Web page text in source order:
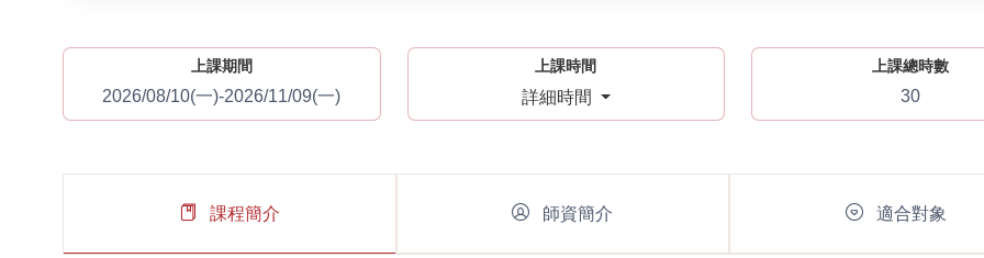
上課期間
2026/08/10(一)-2026/11/09(一)
上課時間
詳細時間
上課總時數
30
課程簡介 師資簡介 適合對象